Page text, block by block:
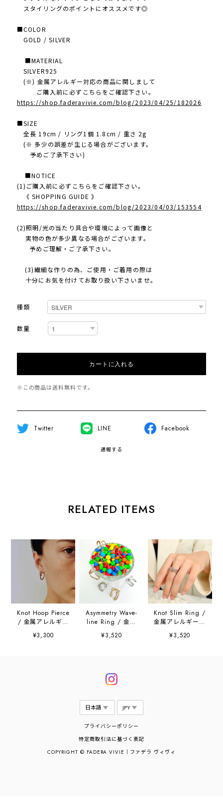
スタイリングのポイントにオススメです◎
■COLOR
GOLD / SILVER
■MATERIAL
SILVER925
(※) 金属アレルギー対応の商品に関しまして
ご購入前に必ずこちらをご確認下さい。
https://shop.faderavivie.com/blog/2023/04/25/182026
■SIZE
全長 19cm / リング1個 1.8cm / 重さ 2g
(※ 多少の誤差が生じる場合がございます。
予めご了承下さい)
■NOTICE
(1)ご購入前に必ずこちらをご確認下さい。
《 SHOPPING GUIDE 》
https://shop.faderavivie.com/blog/2023/04/03/153554
(2)照明/光の当たり具合や環境によって画像と
実物の色が多少異なる場合がございます。
予めご理解・ご了承下さい。
(3)繊細な作りの為、ご使用・ご着用の際は
十分にお気を付けてお取り扱い下さいませ。
種類
数量
カートに入れる
※この商品は送料無料です。
Twitter LINE Facebook
通報する
RELATED ITEMS
Knot Hoop Pierce
/ 金属アレルギー
対応
¥3,300
Asymmetry Wave-
line Ring / 金属
アレルギー対応
¥3,520
Knot Slim Ring /
金属アレルギー対
応
¥3,520
プライバシーポリシー
特定商取引法に基づく表記
COPYRIGHT © FADERA VIVIE｜ファデラ ヴィヴィ